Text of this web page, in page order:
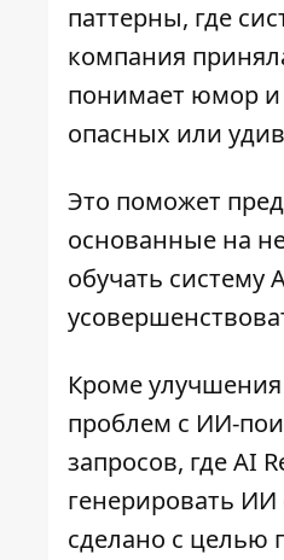
паттерны, где
компания
понимает юмор и
опасных или
Это поможет
основанные на
обучать систему
Кроме
проблем с ИИ-
запросов, где AI
генерировать
сделано с целью